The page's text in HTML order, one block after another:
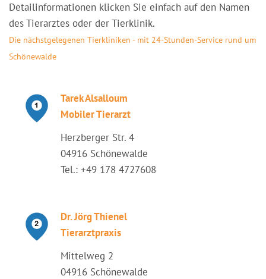
Detailinformationen klicken Sie einfach auf den Namen
des Tierarztes oder der Tierklinik.
Die nächstgelegenen Tierkliniken - mit 24-Stunden-Service rund um
Schönewalde
Tarek Alsalloum
Mobiler Tierarzt
Herzberger Str. 4
04916 Schönewalde
Tel.: +49 178 4727608
Dr. Jörg Thienel
Tierarztpraxis
Mittelweg 2
04916 Schönewalde